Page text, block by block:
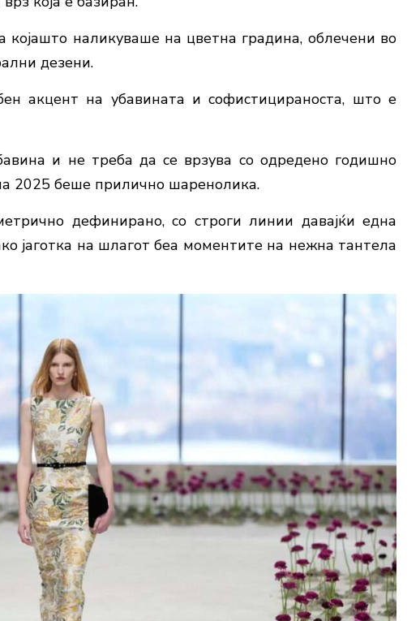
којашто наликуваше на цветна градина, облечени во
дезени.
акцент на убавината и софистицираноста, што е
и не треба да се врзува со одредено годишно
2025 беше прилично шаренолика.
дефинирано, со строги линии давајќи една
јаготка на шлагот беа моментите на нежна тантела